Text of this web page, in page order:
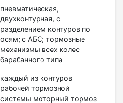
пневматическая,
двухконтурная, с
разделением контуров по
осям; с АБС; тормозные
механизмы всех колес
барабанного типа
каждый из контуров
рабочей тормозной
системы моторный тормоз